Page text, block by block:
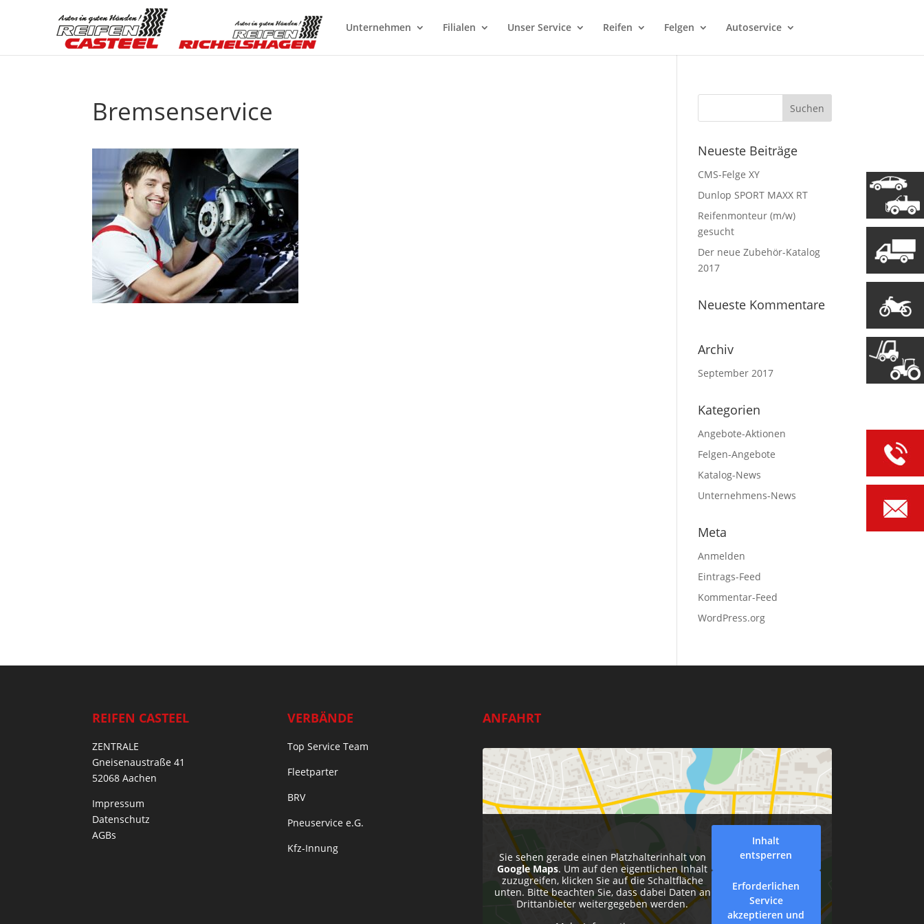
Unternehmen Filialen Unser Service Reifen Felgen Autoservice
Bremsenservice
Neueste Beiträge
CMS-Felge XY
Dunlop SPORT MAXX RT
Reifenmonteur (m/w)
gesucht
Der neue Zubehör-Katalog
2017
Neueste Kommentare
Archiv
September 2017
Kategorien
Angebote-Aktionen
Felgen-Angebote
Katalog-News
Unternehmens-News
Meta
Anmelden
Eintrags-Feed
Kommentar-Feed
WordPress.org
REIFEN CASTEEL
ZENTRALE
Gneisenaustraße 41
52068 Aachen
Impressum
Datenschutz
AGBs
VERBÄNDE
Top Service Team
Fleetparter
BRV
Pneuservice e.G.
Kfz-Innung
ANFAHRT
Sie sehen gerade einen Platzhalterinhalt von
Google Maps. Um auf den eigentlichen Inhalt
zuzugreifen, klicken Sie auf die Schaltfläche
unten. Bitte beachten Sie, dass dabei Daten an
Drittanbieter weitergegeben werden.
Inhalt
entsperren
Erforderlichen
Service
akzeptieren und